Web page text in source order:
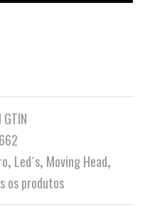
GTIN
, Led´s, Moving Head,
os produtos